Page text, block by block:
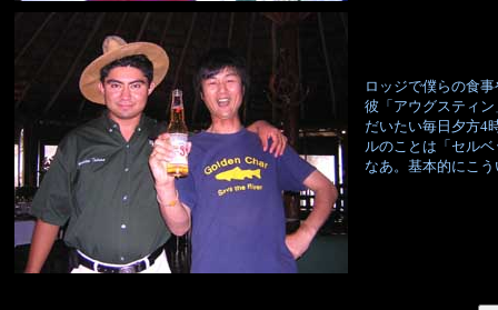
ロッジで僕らの食
彼「アウグスティ
だいたい毎日夕方4
ルのことは「セル
なあ。基本的にこ